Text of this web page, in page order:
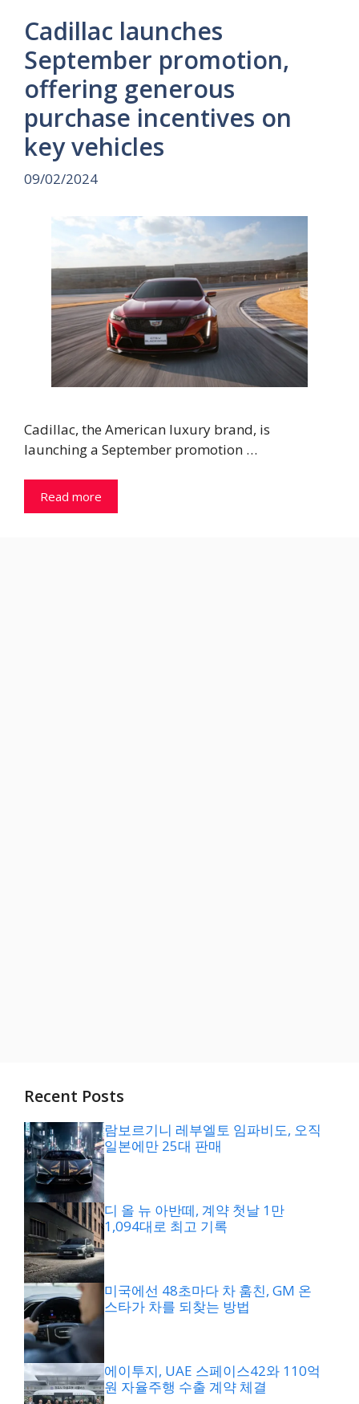
Cadillac launches
September promotion,
offering generous
purchase incentives on
key vehicles
09/02/2024
Cadillac, the American luxury brand, is
launching a September promotion …
Read more
Recent Posts
람보르기니 레부엘토 임파비도, 오직
일본에만 25대 판매
디 올 뉴 아반떼, 계약 첫날 1만
1,094대로 최고 기록
미국에선 48초마다 차 훔친, GM 온
스타가 차를 되찾는 방법
에이투지, UAE 스페이스42와 110억
원 자율주행 수출 계약 체결